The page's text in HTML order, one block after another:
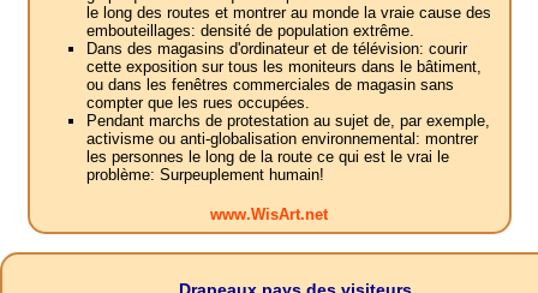
le long des routes et montrer au monde la vraie cause des
embouteillages: densité de population extrême.
Dans des magasins d'ordinateur et de télévision: courir
cette exposition sur tous les moniteurs dans le bâtiment,
ou dans les fenêtres commerciales de magasin sans
compter que les rues occupées.
Pendant marchs de protestation au sujet de, par exemple,
activisme ou anti-globalisation environnemental: montrer
les personnes le long de la route ce qui est le vrai le
problème: Surpeuplement humain!
www.WisArt.net